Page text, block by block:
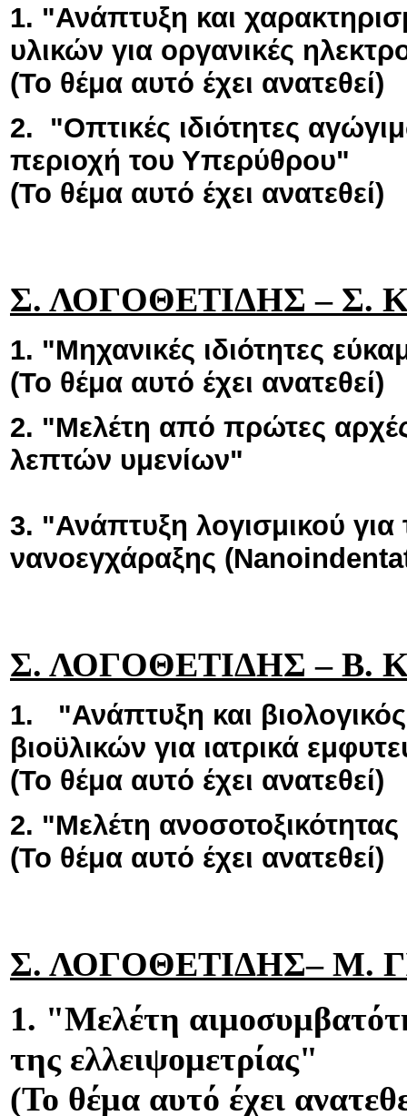
1. "Ανάπτυξη και
υλικών για οργανικές
(Το θέμα αυτό έχει ανατεθεί)
2. "Οπτικές ιδιότητες
περιοχή του Υπερύθρου"
(Το θέμα αυτό έχει ανατεθεί)
Σ. ΛΟΓΟΘΕΤΙΔΗΣ – Σ.
1. "Μηχανικές ιδιότητες
(Το θέμα αυτό έχει ανατεθεί)
2. "Μελέτη από πρώτες
λεπτών υμενίων"
3. "Ανάπτυξη λογισμικού
νανοεγχάραξης
Σ. ΛΟΓΟΘΕΤΙΔΗΣ – Β.
1. "Ανάπτυξη και
βιοϋλικών για ιατρικά
(Το θέμα αυτό έχει ανατεθεί)
2. "Μελέτη
(Το θέμα αυτό έχει ανατεθεί)
Σ. ΛΟΓΟΘΕΤΙΔΗΣ– Μ.
1. "Μελέτη
της ελλειψομετρίας"
(Το θέμα αυτό έχει